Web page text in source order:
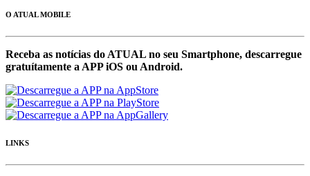
O ATUAL MOBILE
Receba as notícias do ATUAL no seu Smartphone, descarregue
gratuítamente a APP iOS ou Android.
LINKS